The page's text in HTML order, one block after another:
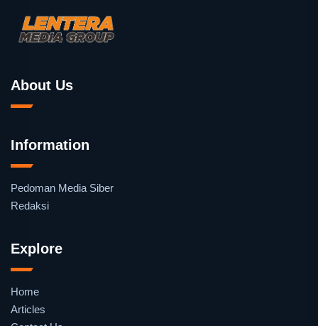
About Us
Information
Pedoman Media Siber
Redaksi
Explore
Home
Articles